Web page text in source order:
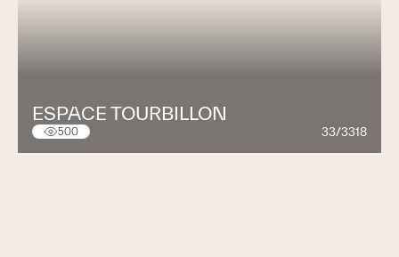
ESPACE TOURBILLON
500 33/3318